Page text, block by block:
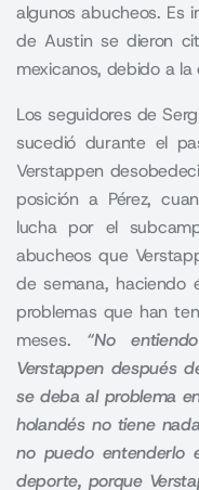
algunos abucheos. Es
de Austin se dieron
mexicanos, debido a
Los seguidores de
sucedió durante el
Verstappen
posición a Pérez,
lucha por el
abucheos que
de semana, haciendo
problemas que han
meses. “No
Verstappen después
se deba al problema
holandés no tiene
no puedo entenderlo
deporte, porque